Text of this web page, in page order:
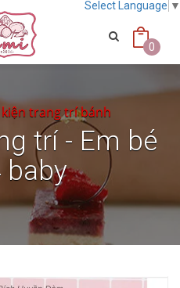
Select Language ▼
0
kiện trang trí bánh
trí - Em bé
baby